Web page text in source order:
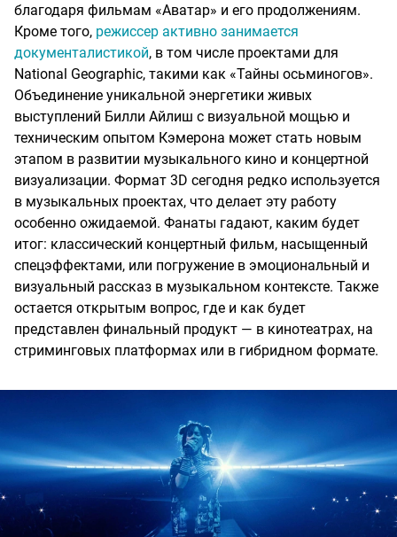
благодаря фильмам «Аватар» и его продолжениям.
Кроме того, режиссер активно занимается
документалистикой, в том числе проектами для
National Geographic, такими как «Тайны осьминогов».
Объединение уникальной энергетики живых
выступлений Билли Айлиш с визуальной мощью и
техническим опытом Кэмерона может стать новым
этапом в развитии музыкального кино и концертной
визуализации. Формат 3D сегодня редко используется
в музыкальных проектах, что делает эту работу
особенно ожидаемой. Фанаты гадают, каким будет
итог: классический концертный фильм, насыщенный
спецэффектами, или погружение в эмоциональный и
визуальный рассказ в музыкальном контексте. Также
остается открытым вопрос, где и как будет
представлен финальный продукт — в кинотеатрах, на
стриминговых платформах или в гибридном формате.